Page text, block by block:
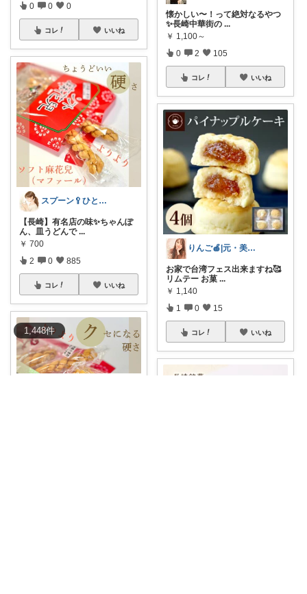
1,448件
0 0 0
コレ いいね
スプーン🥄ひとさじの暮らし
【長崎】有名店の味✨ちゃんぽ
ん、皿うどんで ...
￥ 700
2 0 885
コレ いいね
懐かしい〜！って絶対なるやつ
✨長崎中華街の ...
￥ 1,100～
0 2 105
コレ いいね
りんご🍎|元・美容師のゆるっと心身美容
お家で台湾フェス出来ますね🥰
リムテー お菓 ...
￥ 1,140
1 0 15
コレ いいね